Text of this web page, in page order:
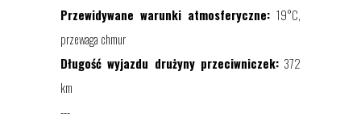
Przewidywane warunki atmosferyczne: 19°C,
przewaga chmur
Długość wyjazdu drużyny przeciwniczek: 372
km
---